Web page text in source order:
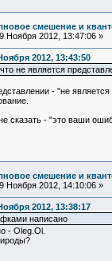
смешение и
Ноября 2012, 13:47:06 »
2012, 13:43:50
не является
- "не
сказать - "это ваши
смешение и
Ноября 2012, 14:10:06 »
2012, 13:38:17
написано
- Oleg.Ol.